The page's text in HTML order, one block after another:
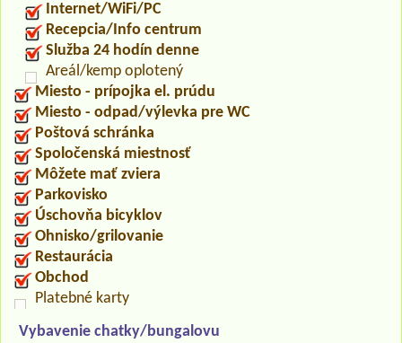
Internet/WiFi/PC
Recepcia/Info centrum
Služba 24 hodín denne
Areál/kemp oplotený
Miesto - prípojka el. prúdu
Miesto - odpad/výlevka pre WC
Poštová schránka
Spoločenská miestnosť
Môžete mať zviera
Parkovisko
Úschovňa bicyklov
Ohnisko/grilovanie
Restaurácia
Obchod
Platebné karty
Vybavenie chatky/bungalovu